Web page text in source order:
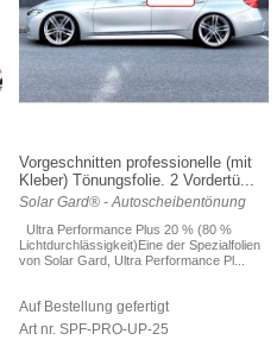
Vorgeschnitten professionelle (mit
Kleber) Tönungsfolie. 2 Vordertü...
Solar Gard® - Autoscheibentönung
Ultra Performance Plus 20 % (80 %
Lichtdurchlässigkeit)Eine der Spezialfolien
von Solar Gard, Ultra Performance Pl...
Auf Bestellung gefertigt
Art nr. SPF-PRO-UP-25